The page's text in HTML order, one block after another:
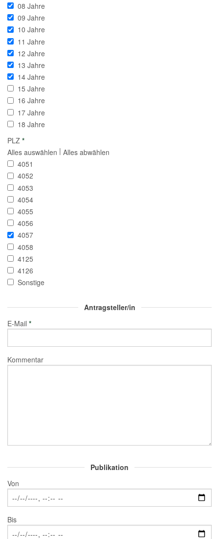
08 Jahre
09 Jahre
10 Jahre
11 Jahre
12 Jahre
13 Jahre
14 Jahre
15 Jahre
16 Jahre
17 Jahre
18 Jahre
PLZ *
Alles auswählen | Alles abwählen
4051
4052
4053
4054
4055
4056
4057
4058
4125
4126
Sonstige
Antragsteller/in
E-Mail *
Kommentar
Publikation
Von
Bis